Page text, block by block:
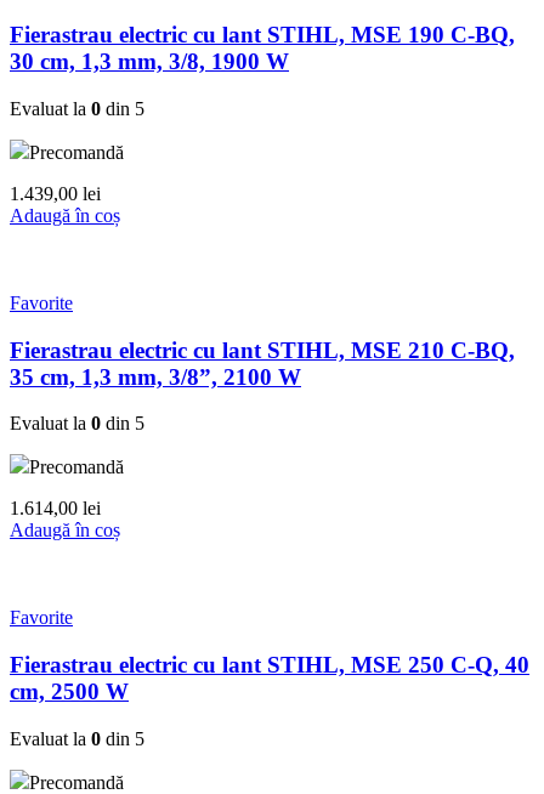
Fierastrau electric cu lant STIHL, MSE 190 C-BQ,
30 cm, 1,3 mm, 3/8, 1900 W
Evaluat la 0 din 5
Precomandă
1.439,00 lei
Adaugă în coș
Favorite
Fierastrau electric cu lant STIHL, MSE 210 C-BQ,
35 cm, 1,3 mm, 3/8”, 2100 W
Evaluat la 0 din 5
Precomandă
1.614,00 lei
Adaugă în coș
Favorite
Fierastrau electric cu lant STIHL, MSE 250 C-Q, 40
cm, 2500 W
Evaluat la 0 din 5
Precomandă